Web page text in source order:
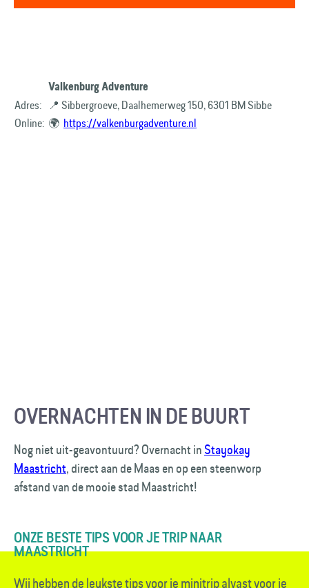
Valkenburg Adventure
Adres: 📍 Sibbergroeve, Daalhemerweg 150, 6301 BM Sibbe
Online: 🌍 https://valkenburgadventure.nl
OVERNACHTEN IN DE BUURT
Nog niet uit-geavontuurd? Overnacht in Stayokay
Maastricht, direct aan de Maas en op een steenworp
afstand van de mooie stad Maastricht!
ONZE BESTE TIPS VOOR JE TRIP NAAR
MAASTRICHT
Wij hebben de leukste tips voor je minitrip alvast voor je